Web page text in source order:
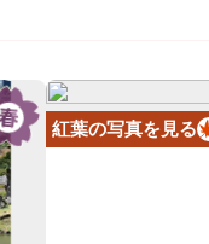
紅葉の写真を見る